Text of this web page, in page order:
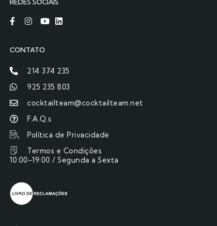
REDES SOCIAIS
CONTATO
214 374 235
925 235 803
cocktailteam@cocktailteam.net
F.A.Q.s
Política de Privacidade
Termos e Condições
10:00-19:00 / Segunda a Sexta